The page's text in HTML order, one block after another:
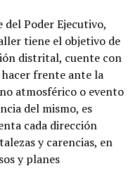
Poder Ejecutivo,
tiene el objetivo de
distrital, cuente con
frente ante la
atmosférico o evento
del mismo, es
cada dirección
y carencias, en
y planes